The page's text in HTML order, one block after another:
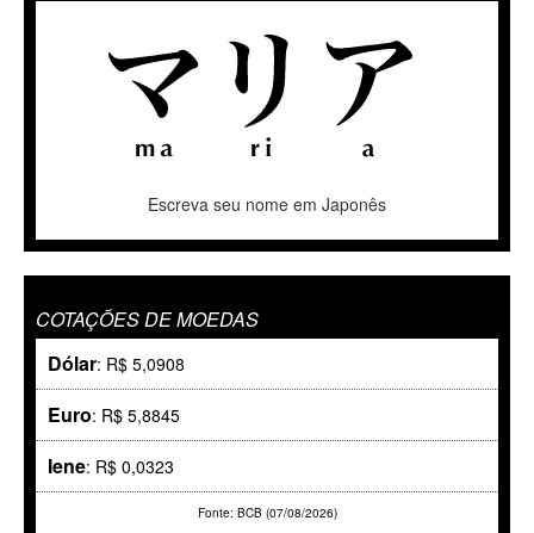
Escreva seu nome em Japonês
COTAÇÕES DE MOEDAS
Dólar: R$ 5,0908
Euro: R$ 5,8845
Iene: R$ 0,0323
Fonte: BCB (07/08/2026)